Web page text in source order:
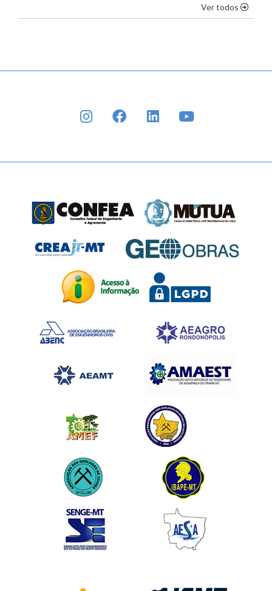
Ver todos os
INSTAGRAMFACEBOOKLINKEDIN